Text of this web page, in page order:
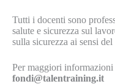
Tutti i docenti sono
salute e sicurezza sul
sulla sicurezza ai sensi
Per maggiori informazioni
fondi@talentraining.it